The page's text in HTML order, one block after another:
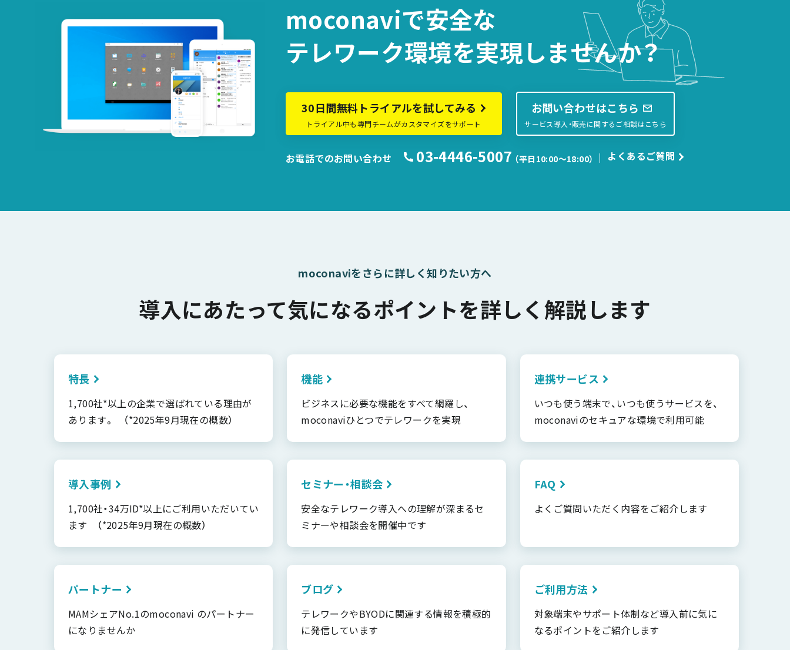
moconaviで安全な
テレワーク環境を実現しませんか？
30日間無料トライアルを試してみる
トライアル中も専門チームがカスタマイズをサポート
お問い合わせはこちら
サービス導入・販売に関するご相談はこちら
お電話でのお問い合わせ 03-4446-5007 （平日10:00〜18:00） よくあるご質問
moconaviをさらに詳しく知りたい方へ
導入にあたって気になるポイントを詳しく解説します
特長
1,700社*以上の企業で選ばれている理由が
あります。 （*2025年9月現在の概数）
機能
ビジネスに必要な機能をすべて網羅し、
moconaviひとつでテレワークを実現
連携サービス
いつも使う端末で、いつも使うサービスを、
moconaviのセキュアな環境で利用可能
導入事例
1,700社・34万ID*以上にご利用いただいてい
ます （*2025年9月現在の概数）
セミナー・相談会
安全なテレワーク導入への理解が深まるセ
ミナーや相談会を開催中です
FAQ
よくご質問いただく内容をご紹介します
パートナー
MAMシェアNo.1のmoconavi のパートナー
になりませんか
ブログ
テレワークやBYODに関連する情報を積極的
に発信しています
ご利用方法
対象端末やサポート体制など導入前に気に
なるポイントをご紹介します